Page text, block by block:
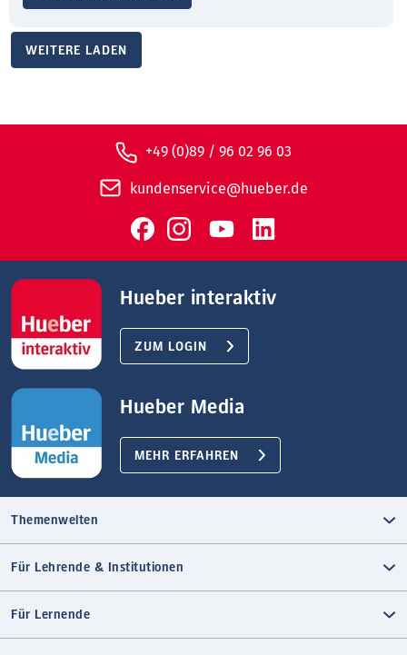
WEITERE LADEN
+49 (0)89 / 96 02 96 03
kundenservice@hueber.de
Hueber interaktiv
ZUM LOGIN
Hueber Media
MEHR ERFAHREN
Themenwelten
Für Lehrende & Institutionen
Für Lernende